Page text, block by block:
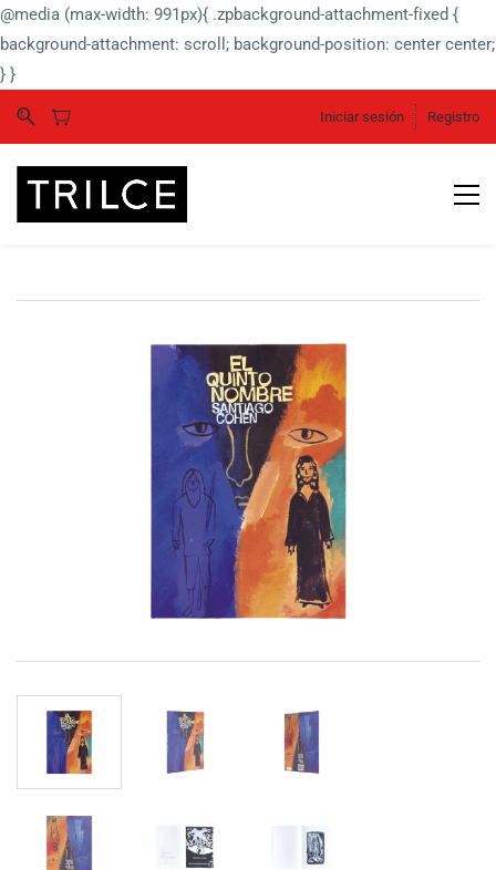
@media (max-width: 991px){ .zpbackground-attachment-fixed {
background-attachment: scroll; background-position: center center;
} }
Iniciar sesión Registro